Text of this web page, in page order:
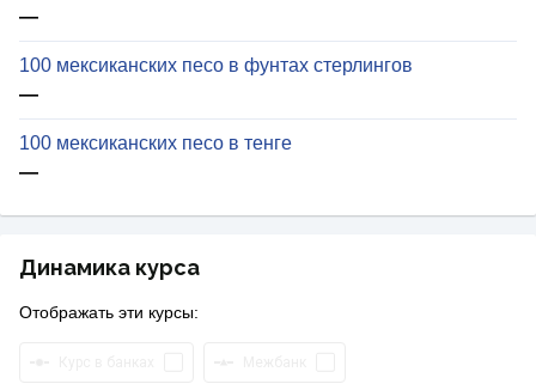
—
100 мексиканских песо в фунтах стерлингов
—
100 мексиканских песо в тенге
—
Динамика курса
Отображать эти курсы: